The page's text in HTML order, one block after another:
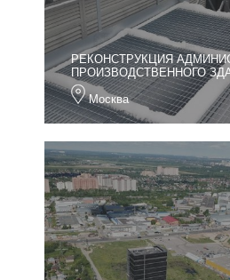
РЕКОНСТРУКЦИЯ
ПРОИЗВОДСТВЕННОГО
Москва